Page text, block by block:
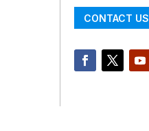
CONTACT US